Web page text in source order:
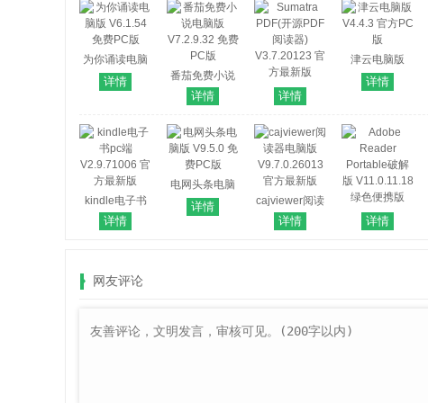
为你诵读电脑
版 V6.1.54 免
费PC版
详情
番茄免费小说
电脑版
V7.2.9.32 免费
PC版
详情
Sumatra
PDF(开源PDF
V3.7.20123 官
方最新版
详情
津云电脑版
V4.4.3 官方PC
版
详情
kindle电子书
pc端
V2.9.71006 官
详情
电网头条电脑
版 V9.5.0 免费
PC版
详情
cajviewer阅读
器电脑版
V9.7.0.26013
详情
Adobe Reader
Portable破解
详情
网友评论